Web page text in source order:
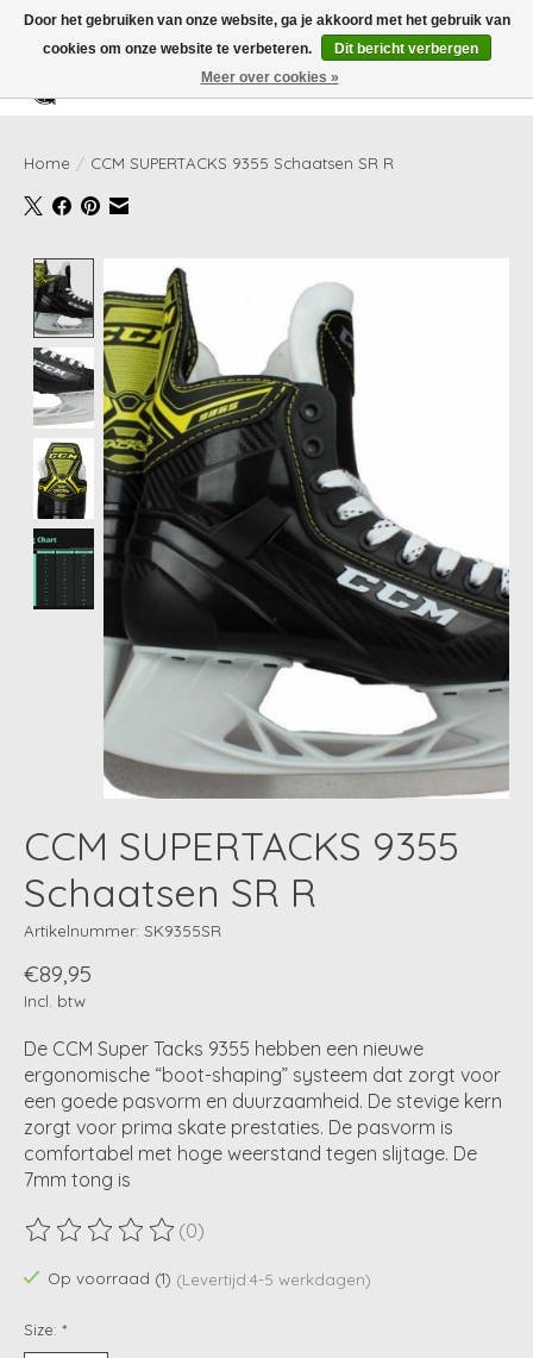
Verlanglijst
Home / CCM SUPERTACKS 9355 Schaatsen SR R
Product image slideshow Items
CCM SUPERTACKS 9355
Schaatsen SR R
Artikelnummer: SK9355SR
€89,95
Incl. btw
De CCM Super Tacks 9355 hebben een nieuwe
ergonomische “boot-shaping” systeem dat zorgt voor
een goede pasvorm en duurzaamheid. De stevige kern
zorgt voor prima skate prestaties. De pasvorm is
comfortabel met hoge weerstand tegen slijtage. De
7mm tong is
De beoordeling van dit product is
(0)
Op voorraad (1) (Levertijd:4-5 werkdagen)
Size: *
Door het gebruiken van onze website, ga je akkoord met het gebruik van
cookies om onze website te verbeteren.
Dit bericht verbergen
Meer over cookies »